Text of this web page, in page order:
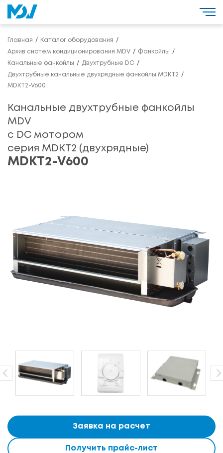
Главная Каталог оборудования
Архив систем кондиционирования MDV Фанкойлы
Канальные фанкойлы Двухтрубные DC
Двухтрубные канальные двухрядные фанкойлы MDKT2
MDKT2-V600
Канальные двухтрубные фанкойлы
MDV
с DС мотором
серия MDKT2 (двухрядные)
MDKT2-V600
Заявка на расчет
Получить прайс-лист